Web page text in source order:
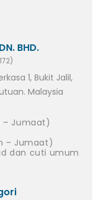
BHD.
1, Bukit Jalil,
Malaysia
– Jumaat)
– Jumaat)
dan cuti umum